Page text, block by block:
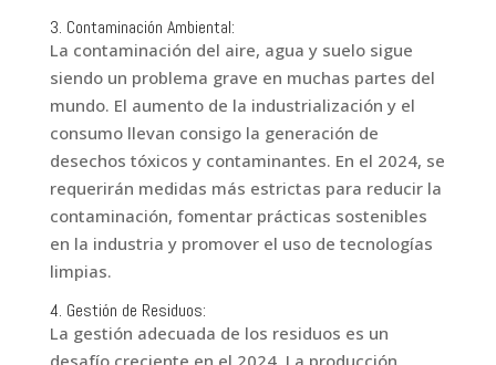
3. Contaminación Ambiental:
La contaminación del aire, agua y suelo sigue
siendo un problema grave en muchas partes del
mundo. El aumento de la industrialización y el
consumo llevan consigo la generación de
desechos tóxicos y contaminantes. En el 2024, se
requerirán medidas más estrictas para reducir la
contaminación, fomentar prácticas sostenibles
en la industria y promover el uso de tecnologías
limpias.
4. Gestión de Residuos:
La gestión adecuada de los residuos es un
desafío creciente en el 2024. La producción